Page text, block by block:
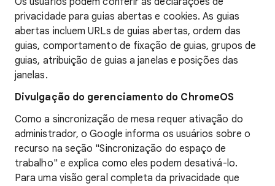
privacidade para guias abertas e cookies. As guias
abertas incluem URLs de guias abertas, ordem das
guias, comportamento de fixação de guias, grupos de
guias, atribuição de guias a janelas e posições das
janelas.
Divulgação do gerenciamento do ChromeOS
Como a sincronização de mesa requer ativação do
administrador, o Google informa os usuários sobre o
recurso na seção "Sincronização do espaço de
trabalho" e explica como eles podem desativá-lo.
Para uma visão geral completa da privacidade que